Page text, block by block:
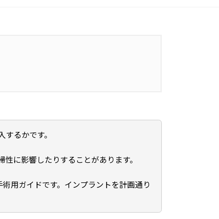
るかです。
に影響したりすることがあります。
用ガイドです。インプラントを計画通り